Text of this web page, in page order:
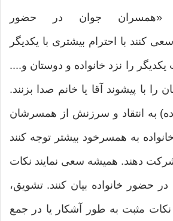
«همسران جوان در حضور
کنند با احترام بیشتری با یکدیگر
یکدیگر را نزد خانواده و دوستان و....
با پیشوند آقا یا خانم صدا بزنند.
به انتقاد و سرزنش از همسرشان
به همسرخود بیشتر توجه کنند
شرکت دهند. همیشه سعی نمایند نکات
حضور خانواده بیان کنند. تشویق،
نکات مثبت به طور آشکار یا در جمع